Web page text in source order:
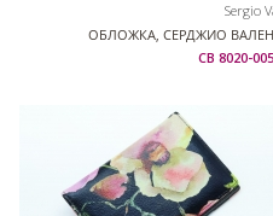
Sergio
ОБЛОЖКА, СЕРДЖИО
СВ 8020-